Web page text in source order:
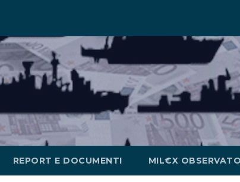
REPORT E DOCUMENTI MIL€X